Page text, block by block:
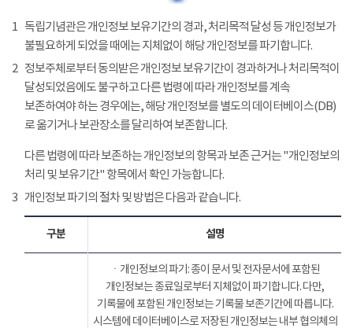
1 독립기념관은 개인정보 보유기간의 경과, 처리목적 달성 등 개인정보가
불필요하게 되었을 때에는 지체없이 해당 개인정보를 파기합니다.
2 정보주체로부터 동의받은 개인정보 보유기간이 경과하거나 처리목적이
달성되었음에도 불구하고 다른 법령에 따라 개인정보를 계속
보존하여야 하는 경우에는, 해당 개인정보를 별도의 데이터베이스(DB)
로 옮기거나 보관장소를 달리하여 보존합니다.
다른 법령에 따라 보존하는 개인정보의 항목과 보존 근거는 "개인정보의
처리 및 보유기간" 항목에서 확인 가능합니다.
3 개인정보 파기의 절차 및 방법은 다음과 같습니다.
구분 설명
ㆍ개인정보의 파기: 종이 문서 및 전자문서에 포함된
개인정보는 종료일로부터 지체없이 파기합니다. 다만,
기록물에 포함된 개인정보는 기록물 보존기간에 따릅니다.
시스템에 데이터베이스로 저장된 개인정보는 내부 협의체의